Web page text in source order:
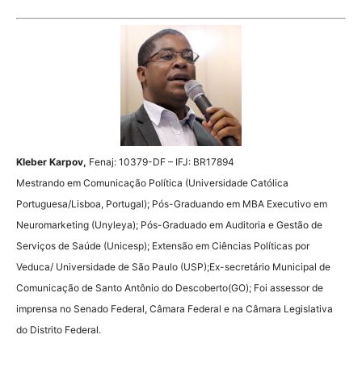
Kleber Karpov, Fenaj: 10379-DF – IFJ: BR17894
Mestrando em Comunicação Política (Universidade Católica
Portuguesa/Lisboa, Portugal); Pós-Graduando em MBA Executivo em
Neuromarketing (Unyleya); Pós-Graduado em Auditoria e Gestão de
Serviços de Saúde (Unicesp); Extensão em Ciências Políticas por
Veduca/ Universidade de São Paulo (USP);Ex-secretário Municipal de
Comunicação de Santo Antônio do Descoberto(GO); Foi assessor de
imprensa no Senado Federal, Câmara Federal e na Câmara Legislativa
do Distrito Federal.